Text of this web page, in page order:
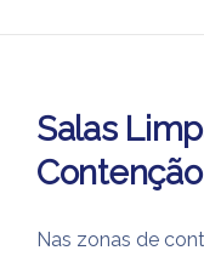
Salas
Contenção
Nas zonas de